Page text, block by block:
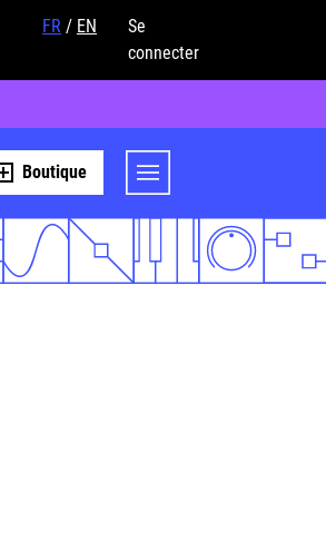
FR / EN
Se
connecter
Boutique